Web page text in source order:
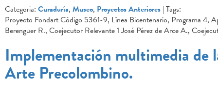
Categoria: Curaduría, Museo, Proyectos Anteriores | Tags:
Proyecto Fondart Código 5361-9, Línea Bicentenario, Programa 4,
Berenguer R., Coejecutor Relevante 1 José Pérez de Arce A.,
Implementación multimedia de
Arte Precolombino.